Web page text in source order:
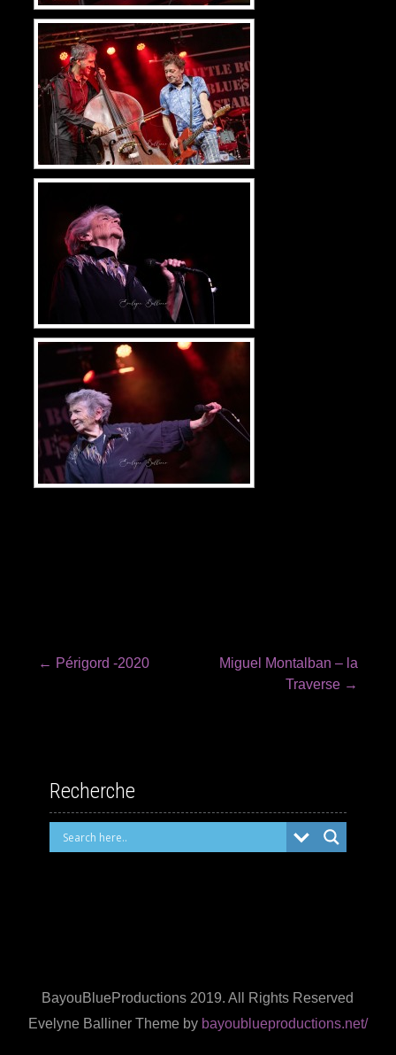
Post
← Périgord -2020
Miguel Montalban – la
Traverse →
Recherche
BayouBlueProductions 2019. All Rights Reserved
Evelyne Balliner Theme by bayoublueproductions.net/